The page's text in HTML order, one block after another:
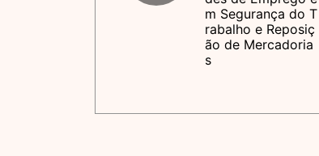
m Segurança do T
rabalho e Reposiç
ão de Mercadoria
s